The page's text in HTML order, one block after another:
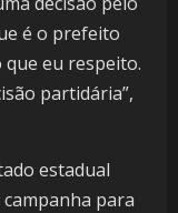
é o prefeito
eu respeito.
partidária”,
estadual
para